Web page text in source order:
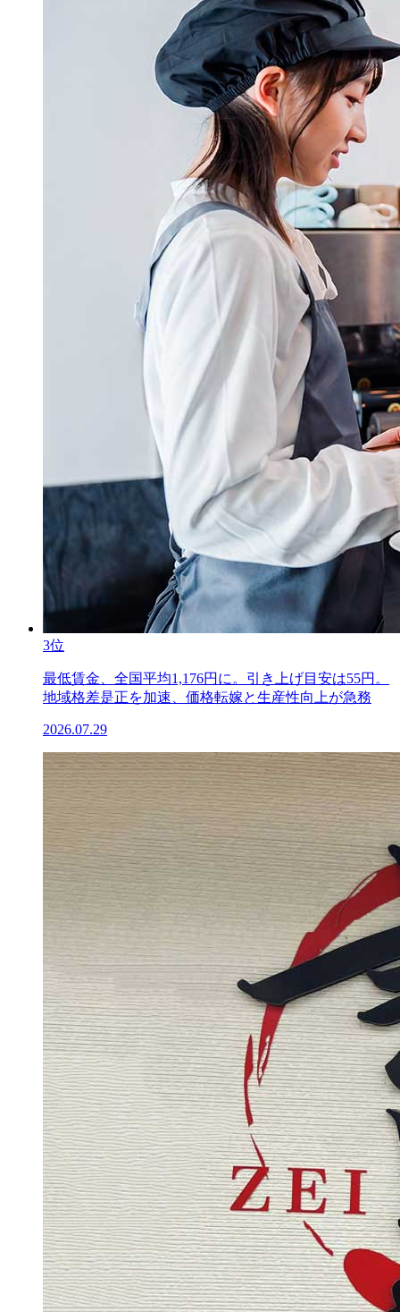
3位
最低賃金、全国平均1,176円に。引き上げ目安は55円。
地域格差是正を加速、価格転嫁と生産性向上が急務
2026.07.29